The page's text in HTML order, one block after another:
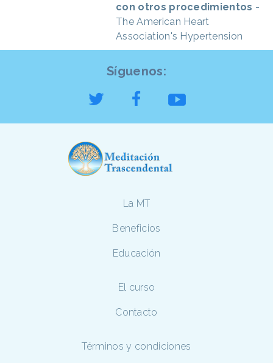
con otros procedimientos -
The American Heart
Association's Hypertension
Síguenos:
La MT
Beneficios
Educación
El curso
Contacto
Términos y condiciones